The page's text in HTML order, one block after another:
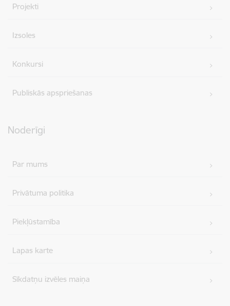
Projekti
Izsoles
Konkursi
Publiskās apspriešanas
Noderīgi
Par mums
Privātuma politika
Piekļūstamība
Lapas karte
Sīkdatņu izvēles maiņa